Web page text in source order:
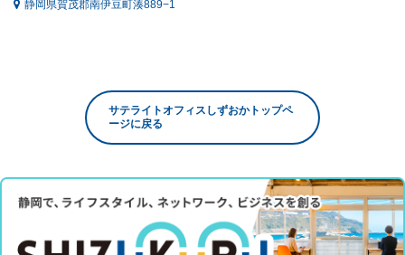
静岡県賀茂郡南伊豆町湊889−1
サテライトオフィスしずおかトップペ
ージに戻る